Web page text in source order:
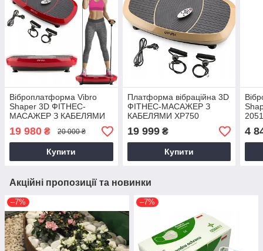
Віброплатформа Vibro
Shaper 3D ФІТНЕС-
МАСАЖЕР З КАБЕЛЯМИ
19 980 ₴ 20 000 ₴
Купити
Платформа вібраційна 3D
ФІТНЕС-МАСАЖЕР З
КАБЕЛЯМИ XP750
19 999₴
Купити
4
Акційні пропозиції та новинки
–7% –7%